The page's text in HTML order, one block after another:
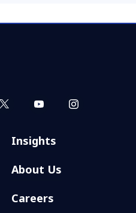
Insights
About Us
Careers